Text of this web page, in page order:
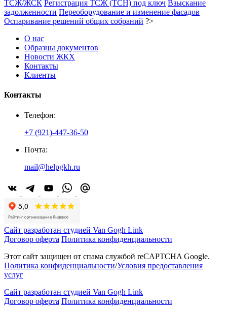
ТСЖ/ЖСК Регистрация ТСЖ (ТСН) под ключ Взыскание
задолженности Переоборудование и изменение фасадов
Оспаривание решений общих собраний ?>
О нас
Образцы документов
Новости ЖКХ
Контакты
Клиенты
Контакты
Телефон:
+7 (921)-447-36-50
Почта:
mail@helpgkh.ru
Сайт разработан студией Van Gogh Link
Договор оферта Политика конфиденциальности
Этот сайт защищен от спама службой reCAPTCHA Google.
Политика конфиденциальности/Условия предоставления
услуг
Сайт разработан студией Van Gogh Link
Договор оферта Политика конфиденциальности